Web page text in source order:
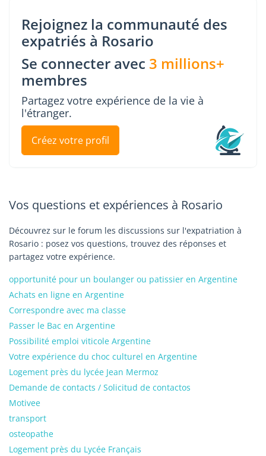
Rejoignez la communauté des
expatriés à Rosario
Se connecter avec 3 millions+
membres
Partagez votre expérience de la vie à
l'étranger.
Créez votre profil
Vos questions et expériences à Rosario
Découvrez sur le forum les discussions sur l'expatriation à
Rosario : posez vos questions, trouvez des réponses et
partagez votre expérience.
opportunité pour un boulanger ou patissier en Argentine
Achats en ligne en Argentine
Correspondre avec ma classe
Passer le Bac en Argentine
Possibilité emploi viticole Argentine
Votre expérience du choc culturel en Argentine
Logement près du lycée Jean Mermoz
Demande de contacts / Solicitud de contactos
Motivee
transport
osteopathe
Logement près du Lycée Français